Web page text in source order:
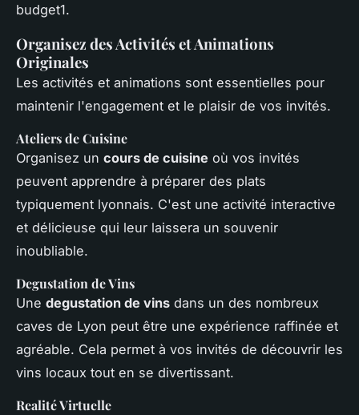
budget1.
Organisez des Activités et Animations
Originales
Les activités et animations sont essentielles pour
maintenir l'engagement et le plaisir de vos invités.
Ateliers de Cuisine
Organisez un cours de cuisine où vos invités
peuvent apprendre à préparer des plats
typiquement lyonnais. C'est une activité interactive
et délicieuse qui leur laissera un souvenir
inoubliable.
Degustation de Vins
Une degustation de vins dans un des nombreux
caves de Lyon peut être une expérience raffinée et
agréable. Cela permet à vos invités de découvrir les
vins locaux tout en se divertissant.
Realité Virtuelle